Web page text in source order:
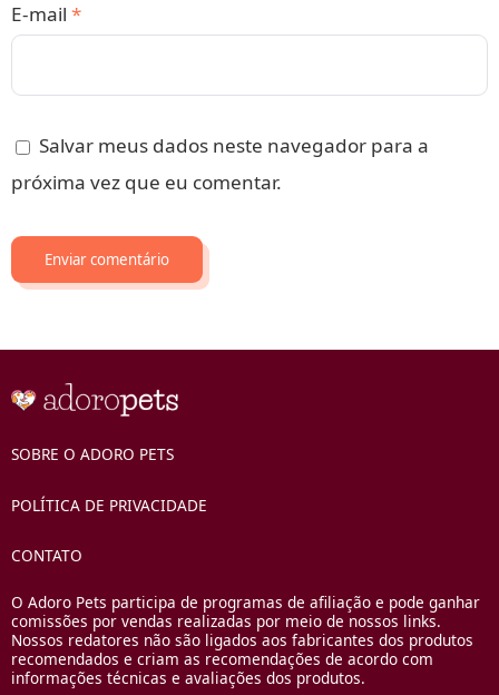
E-mail *
Salvar meus dados neste navegador para a
próxima vez que eu comentar.
SOBRE O ADORO PETS
POLÍTICA DE PRIVACIDADE
CONTATO
O Adoro Pets participa de programas de afiliação e pode ganhar
comissões por vendas realizadas por meio de nossos links.
Nossos redatores não são ligados aos fabricantes dos produtos
recomendados e criam as recomendações de acordo com
informações técnicas e avaliações dos produtos.